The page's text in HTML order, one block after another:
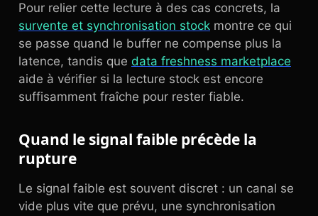
Pour relier cette lecture à des cas concrets, la
survente et synchronisation stock montre ce qui
se passe quand le buffer ne compense plus la
latence, tandis que data freshness marketplace
aide à vérifier si la lecture stock est encore
suffisamment fraîche pour rester fiable.
Quand le signal faible précède la
rupture
Le signal faible est souvent discret : un canal se
vide plus vite que prévu, une synchronisation